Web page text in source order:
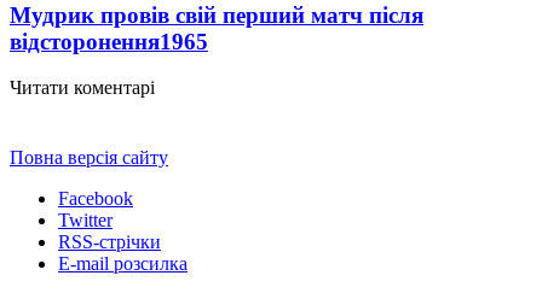
Мудрик провів свій перший матч після
відсторонення1965
Читати коментарі
Повна версія сайту
Facebook
Twitter
RSS-стрічки
E-mail розсилка